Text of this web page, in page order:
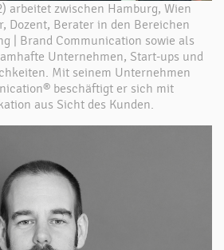
arbeitet zwischen Hamburg, Wien
Dozent, Berater in den Bereichen
| Brand Communication sowie als
Unternehmen, Start-ups und
Mit seinem Unternehmen
beschäftigt er sich mit
aus Sicht des Kunden.